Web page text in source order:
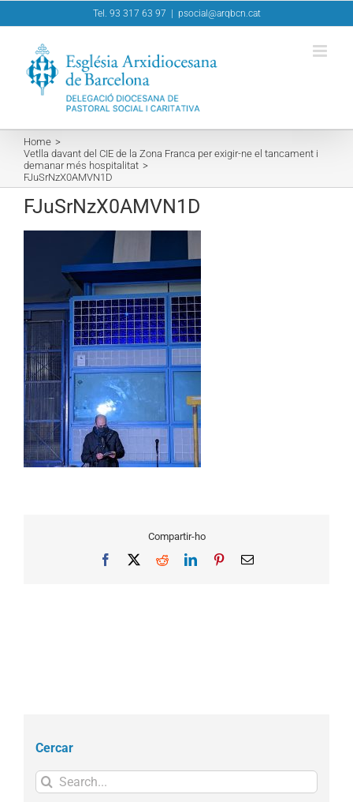
to
Tel. 93 317 63 97 psocial@arqbcn.cat
Home
Vetlla davant del CIE de la Zona Franca per exigir-ne el tancament i
demanar més hospitalitat
FJuSrNzX0AMVN1D
FJuSrNzX0AMVN1D
Compartir-ho
Facebook RedditLinkedInPinterestEmail
Cercar
Search
for: